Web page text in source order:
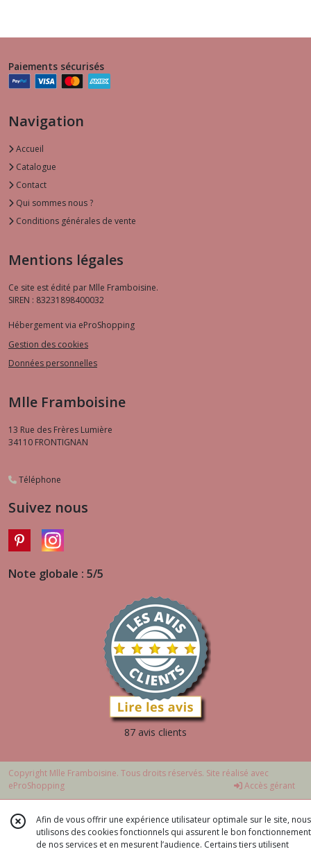
Paiements sécurisés
Navigation
Accueil
Catalogue
Contact
Qui sommes nous ?
Conditions générales de vente
Mentions légales
Ce site est édité par Mlle Framboisine.
SIREN : 83231898400032
Hébergement via eProShopping
Gestion des cookies
Données personnelles
Mlle Framboisine
13 Rue des Frères Lumière
34110 FRONTIGNAN
Téléphone
Suivez nous
Note globale : 5/5
87 avis clients
Copyright Mlle Framboisine. Tous droits réservés. Site réalisé avec
eProShopping
Accès gérant
Afin de vous offrir une expérience utilisateur optimale sur le site, nous
utilisons des cookies fonctionnels qui assurent le bon fonctionnement
de nos services et en mesurent l’audience. Certains tiers utilisent